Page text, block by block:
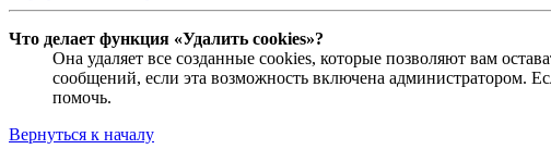
Что делает функция «Удалить cookies»?
Она удаляет все созданные cookies, которые позволяют вам
сообщений, если эта возможность включена администратором.
помочь.
Вернуться к началу